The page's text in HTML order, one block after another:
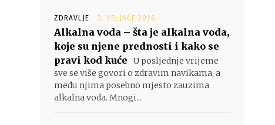
ZDRAVLJE 3. VELJAČE 2026.
Alkalna voda – šta je alkalna voda,
koje su njene prednosti i kako se
pravi kod kuće U posljednje vrijeme
sve se više govori o zdravim navikama, a
među njima posebno mjesto zauzima
alkalna voda. Mnogi...